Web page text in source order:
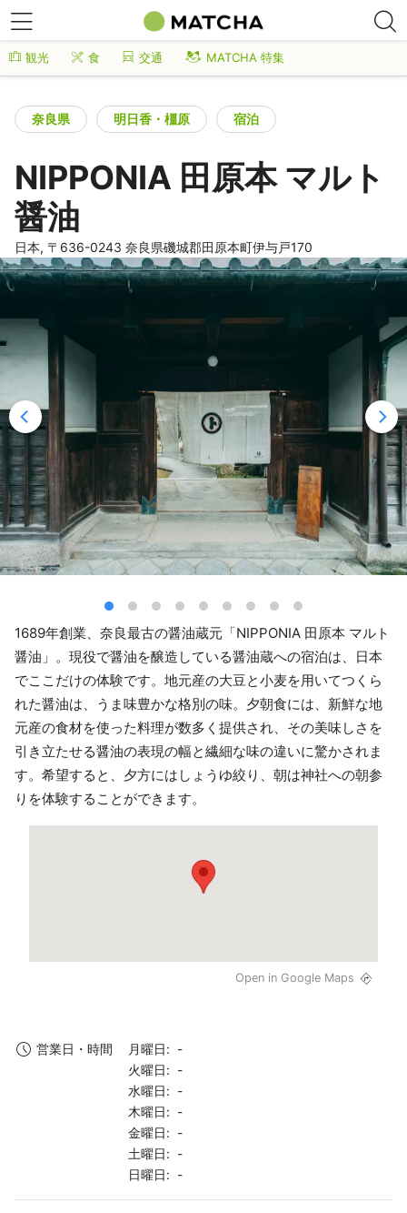
観光 食 交通 MATCHA 特集
奈良県 明日香・橿原 宿泊
NIPPONIA 田原本 マルト
醤油
日本, 〒636-0243 奈良県磯城郡田原本町伊与戸170
1689年創業、奈良最古の醤油蔵元「NIPPONIA 田原本 マルト
醤油」。現役で醤油を醸造している醤油蔵への宿泊は、日本
でここだけの体験です。地元産の大豆と小麦を用いてつくら
れた醤油は、うま味豊かな格別の味。夕朝食には、新鮮な地
元産の食材を使った料理が数多く提供され、その美味しさを
引き立たせる醤油の表現の幅と繊細な味の違いに驚かされま
す。希望すると、夕方にはしょうゆ絞り、朝は神社への朝参
りを体験することができます。
Open in Google Maps
営業日・時間
月曜日: -
火曜日: -
水曜日: -
木曜日: -
金曜日: -
土曜日: -
日曜日: -